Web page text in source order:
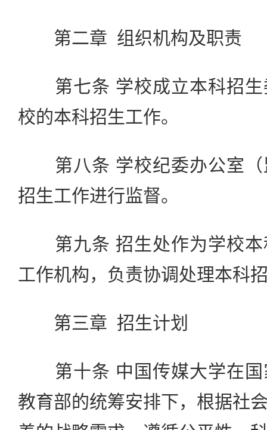
第二章 组织机构及职责
第七条 学校成立本科招生
校的本科招生工作。
第八条 学校纪委办公室（
招生工作进行监督。
第九条 招生处作为学校本
工作机构，负责协调处理本科
第三章 招生计划
第十条 中国传媒大学在国
教育部的统筹安排下，根据社